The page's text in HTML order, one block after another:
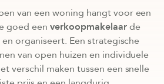
van een woning hangt voor een
goed een verkoopmakelaarde
organiseert. Een strategische
van open huizen en individuele
verschil maken tussen een snelle